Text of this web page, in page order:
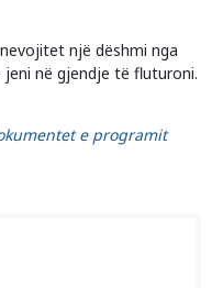
një dëshmi nga
në gjendje të fluturoni.
e programit